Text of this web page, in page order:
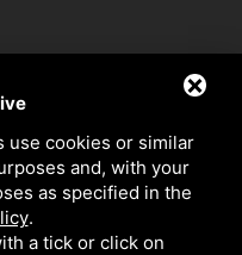
use cookies or similar
and, with your
as specified in the
.
a tick or click on